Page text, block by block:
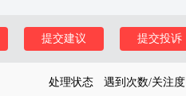
提交投诉
提交建议
处理状态 遇到次数/关注度